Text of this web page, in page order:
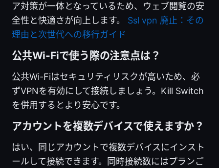
ア対策が一体となっているため、ウェブ閲覧の安
全性と快適さが向上します。 Ssl vpn 廃止：その
理由と次世代への移行ガイド
公共Wi-Fiで使う際の注意点は？
公共Wi-Fiはセキュリティリスクが高いため、必
ずVPNを有効にして接続しましょう。Kill Switch
を併用するとより安心です。
アカウントを複数デバイスで使えますか？
はい、同じアカウントで複数デバイスにインスト
ールして接続できます。同時接続数にはプランご